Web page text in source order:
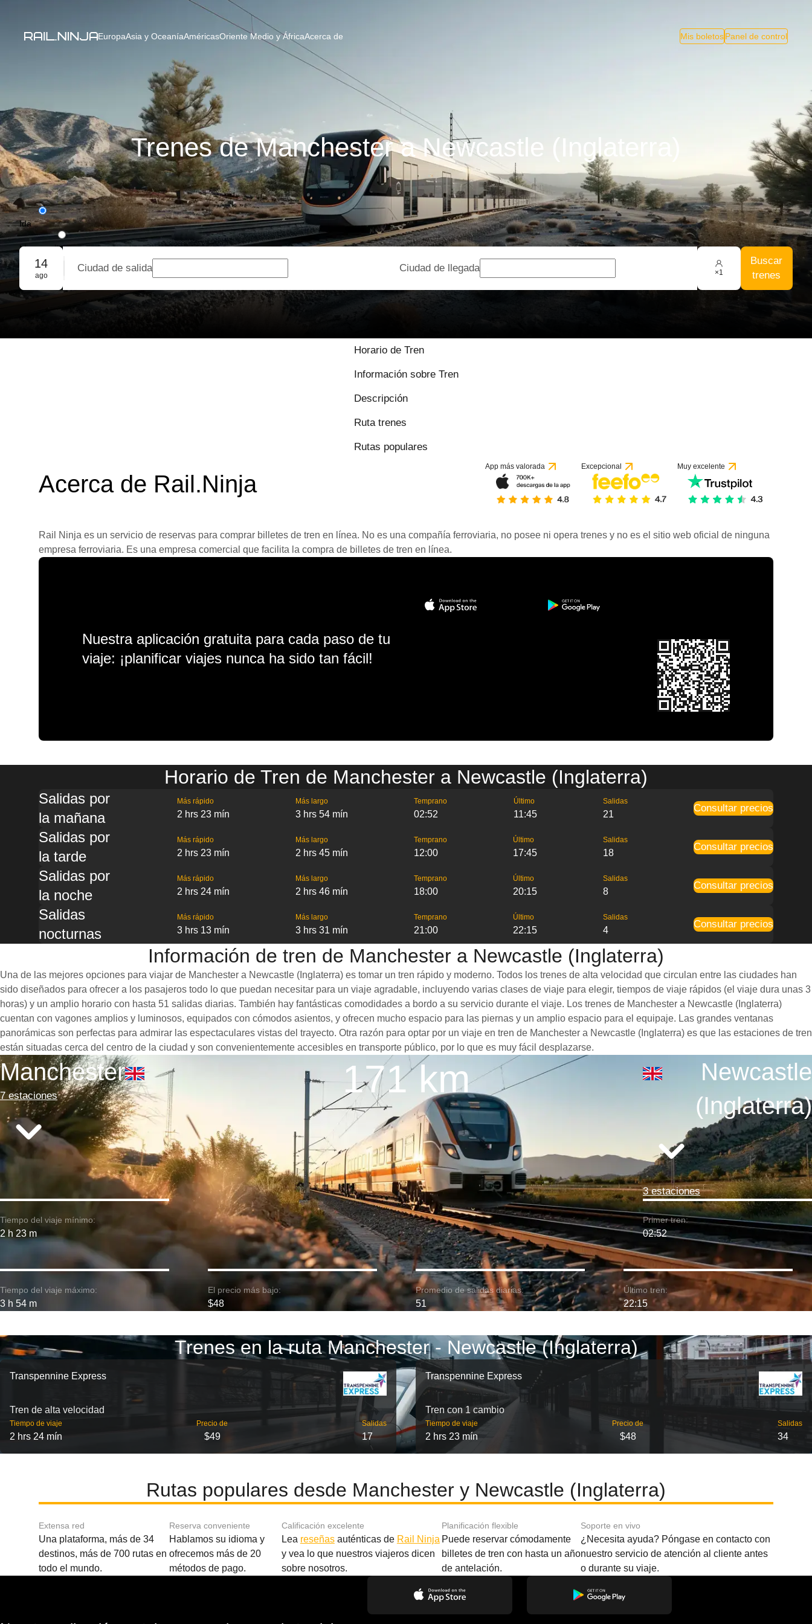
EuropaAsia y OceaníaAméricasOriente Medio y ÁfricaAcerca de Mis boletosPanel de control
Trenes de Manchester a Newcastle (Inglaterra)
Ida
Ida y vuelta
Reserva grupal
14
ago
Ciudad de salida Ciudad de llegada ×1
Buscar
trenes
Horario de Tren
Información sobre Tren
Descripción
Ruta trenes
Rutas populares
Acerca de Rail.Ninja
App más valorada Excepcional Muy excelente
Rail Ninja es un servicio de reservas para comprar billetes de tren en línea. No es una compañía ferroviaria, no posee ni opera trenes y no es el sitio web oficial de ninguna
empresa ferroviaria. Es una empresa comercial que facilita la compra de billetes de tren en línea.
Nuestra aplicación gratuita para cada paso de tu
viaje: ¡planificar viajes nunca ha sido tan fácil!
Horario de Tren de Manchester a Newcastle (Inglaterra)
Salidas por
la mañana
Más rápido
2 hrs 23 mín
Más largo
3 hrs 54 mín
Temprano
02:52
Último
11:45
Salidas
21
Consultar precios
Salidas por
la tarde
Más rápido
2 hrs 23 mín
Más largo
2 hrs 45 mín
Temprano
12:00
Último
17:45
Salidas
18
Consultar precios
Salidas por
la noche
Más rápido
2 hrs 24 mín
Más largo
2 hrs 46 mín
Temprano
18:00
Último
20:15
Salidas
8
Consultar precios
Salidas
nocturnas
Más rápido
3 hrs 13 mín
Más largo
3 hrs 31 mín
Temprano
21:00
Último
22:15
Salidas
4
Consultar precios
Información de tren de Manchester a Newcastle (Inglaterra)
Una de las mejores opciones para viajar de Manchester a Newcastle (Inglaterra) es tomar un tren rápido y moderno. Todos los trenes de alta velocidad que circulan entre las ciudades han
sido diseñados para ofrecer a los pasajeros todo lo que puedan necesitar para un viaje agradable, incluyendo varias clases de viaje para elegir, tiempos de viaje rápidos (el viaje dura unas 3
horas) y un amplio horario con hasta 51 salidas diarias. También hay fantásticas comodidades a bordo a su servicio durante el viaje. Los trenes de Manchester a Newcastle (Inglaterra)
cuentan con vagones amplios y luminosos, equipados con cómodos asientos, y ofrecen mucho espacio para las piernas y un amplio espacio para el equipaje. Las grandes ventanas
panorámicas son perfectas para admirar las espectaculares vistas del trayecto. Otra razón para optar por un viaje en tren de Manchester a Newcastle (Inglaterra) es que las estaciones de tren
están situadas cerca del centro de la ciudad y son convenientemente accesibles en transporte público, por lo que es muy fácil desplazarse.
Manchester
7 estaciones 171 km
Newcastle
(Inglaterra)
3 estaciones
Tiempo del viaje mínimo:
2 h 23 m
Primer tren:
02:52
Tiempo del viaje máximo:
3 h 54 m
El precio más bajo:
$48
Promedio de salidas diarias:
51
Último tren:
22:15
Trenes en la ruta Manchester - Newcastle (Inglaterra)
Transpennine Express
Tren de alta velocidad
Tiempo de viaje
2 hrs 24 mín
Precio de
$49
Salidas
17
Transpennine Express
Tren con 1 cambio
Tiempo de viaje
2 hrs 23 mín
Precio de
$48
Salidas
34
Rutas populares desde Manchester y Newcastle (Inglaterra)
Extensa red
Una plataforma, más de 34
destinos, más de 700 rutas en
todo el mundo.
Reserva conveniente
Hablamos su idioma y
ofrecemos más de 20
métodos de pago.
Calificación excelente
Lea reseñasauténticas de Rail Ninja
y vea lo que nuestros viajeros dicen
sobre nosotros.
Planificación flexible
Puede reservar cómodamente
billetes de tren con hasta un año
de antelación.
Soporte en vivo
¿Necesita ayuda? Póngase en contacto con
nuestro servicio de atención al cliente antes
o durante su viaje.